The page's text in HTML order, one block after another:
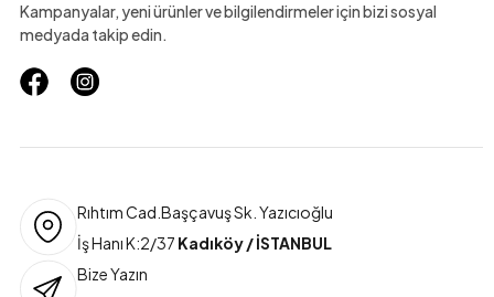
Kampanyalar, yeni ürünler ve bilgilendirmeler için bizi sosyal
medyada takip edin.
Rıhtım Cad.Başçavuş Sk. Yazıcıoğlu
İş Hanı K:2/37 Kadıköy / İSTANBUL
Bize Yazın